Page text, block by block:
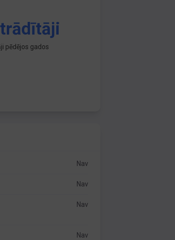
pēdējos gados
Nav
Nav
Nav
Nav